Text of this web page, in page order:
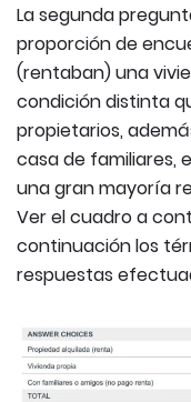
La segunda
proporción de
(rentaban) una
condición distinta
propietarios,
casa de familiares,
una gran mayoría
Ver el cuadro a
continuación los
respuestas